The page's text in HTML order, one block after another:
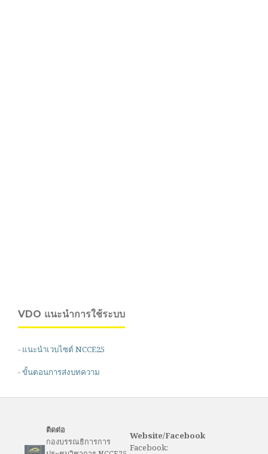
VDO แนะนำการใช้ระบบ
- แนะนำเวบไซต์ NCCE25
-ขั้นตอนการส่งบทความ
ติดต่อ
กองบรรณธิการการ
Website/Facebook
Facebook: